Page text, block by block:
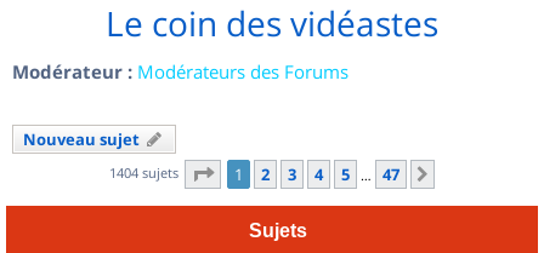
Le coin des vidéastes
Modérateur : Modérateurs des Forums
Nouveau sujet
1404 sujets Page 1sur
1 2 3 4 5 … 47
Sujets